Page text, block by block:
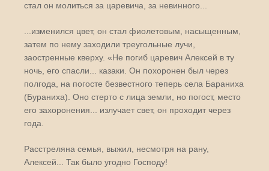
стал он молиться за царевича, за невинного...
...изменился цвет, он стал фиолетовым, насыщенным,
затем по нему заходили треугольные лучи,
заостренные кверху. «Не погиб царевич Алексей в ту
ночь, его спасли... казаки. Он похоронен был через
полгода, на погосте безвестного теперь села Бараниха
(Бураниха). Оно стерто с лица земли, но погост, место
его захоронения... излучает свет, он проходит через
года.
Расстреляна семья, выжил, несмотря на рану,
Алексей... Так было угодно Господу!